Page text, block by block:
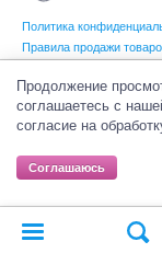
Политика
Правила продажи
(Косметик Стар). Все
владельцам.
Продолжение
соглашаетесь с
согласие на
Соглашаюсь